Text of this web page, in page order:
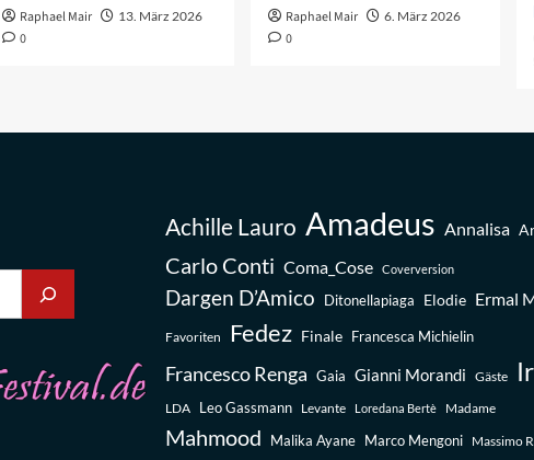
Raphael Mair 13. März 2026
0
Raphael Mair 6. März 2026
0
Achille Lauro Amadeus Annalisa
Carlo Conti Coma_Cose Coverversion
Dargen D’Amico Ditonellapiaga Elodie Ermal
Favoriten Fedez Finale Francesca Michielin
Francesco Renga Gaia Gianni Morandi Gäste
LDA Leo Gassmann Levante Loredana Bertè Madame
Mahmood Malika Ayane Marco Mengoni Massimo